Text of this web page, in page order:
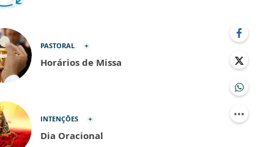
PASTORAL
Horários de Missa
INTENÇÕES
Dia Oracional